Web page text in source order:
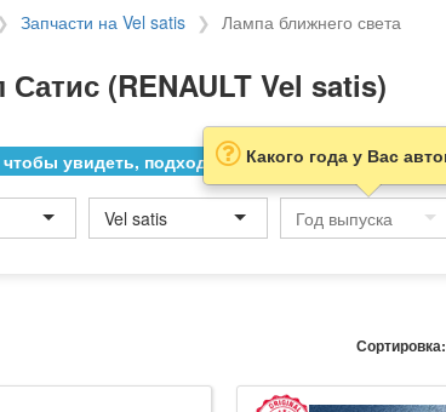
Запчасти на Vel satis Лампа ближнего света
(RENAULT Vel satis)
увидеть, подходит ли товар к нему
Vel satis
Какого года у Вас
Сортировка: